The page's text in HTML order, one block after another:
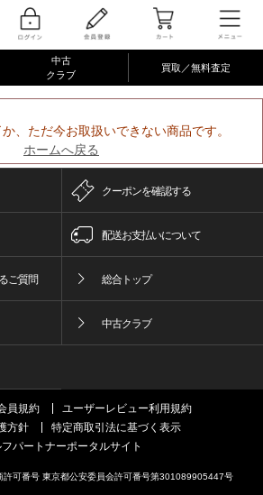
中古
クラブ
買取／無料査定
、ただ今お取扱いできない商品です。
ホームへ戻る
クーポンを確認する
配送お支払いについて
ご質問 総合トップ
中古クラブ
員規約
ユーザーレビュー利用規約
方針
特定商取引法に基づく表示
フパートナーポータルサイト
許可番号 東京都公安委員会許可番号第301089905447号